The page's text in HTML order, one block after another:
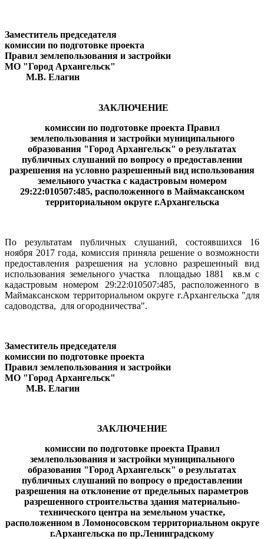
Заместитель председателя
комиссии по подготовке проекта
Правил землепользования и застройки
МО "Город Архангельск"
М.В. Елагин
ЗАКЛЮЧЕНИЕ
комиссии по подготовке проекта Правил
землепользования и застройки муниципального
образования "Город Архангельск" о результатах
публичных слушаний по вопросу о предоставлении
разрешения на условно разрешенный вид использования
земельного участка с кадастровым номером
29:22:010507:485, расположенного в Маймаксанском
территориальном округе г.Архангельска
По результатам публичных слушаний, состоявшихся 16
ноября 2017 года, комиссия приняла решение о возможности
предоставления разрешения на условно разрешенный вид
использования земельного участка площадью 1881 кв.м с
кадастровым номером 29:22:010507:485, расположенного в
Маймаксанском территориальном округе г.Архангельска "для
садоводства, для огородничества".
Заместитель председателя
комиссии по подготовке проекта
Правил землепользования и застройки
МО "Город Архангельск"
М.В. Елагин
ЗАКЛЮЧЕНИЕ
комиссии по подготовке проекта Правил
землепользования и застройки муниципального
образования "Город Архангельск" о результатах
публичных слушаний по вопросу о предоставлении
разрешения на отклонение от предельных параметров
разрешенного строительства здания материально-
технического центра на земельном участке,
расположенном в Ломоносовском территориальном округе
г.Архангельска по пр.Ленинградскому